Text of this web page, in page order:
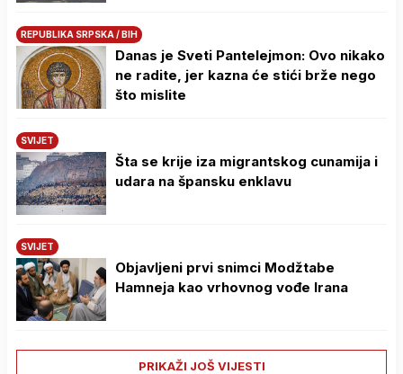
REPUBLIKA SRPSKA / BIH
Danas je Sveti Pantelejmon: Ovo nikako
ne radite, jer kazna će stići brže nego
što mislite
SVIJET
Šta se krije iza migrantskog cunamija i
udara na špansku enklavu
SVIJET
Objavljeni prvi snimci Modžtabe
Hamneja kao vrhovnog vođe Irana
PRIKAŽI JOŠ VIJESTI